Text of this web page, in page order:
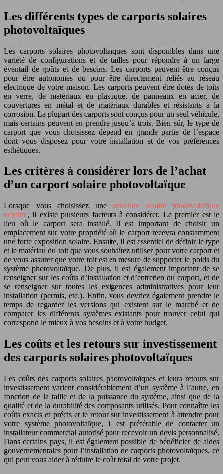
Les différents types de carports solaires
photovoltaïques
Les carports solaires photovoltaïques sont disponibles dans une
variété de configurations et de tailles pour répondre à un large
éventail de goûts et de besoins. Les carports peuvent être conçus
pour être autonomes ou pour être directement reliés au réseau
électrique de votre maison. Les carports peuvent être dotés de toits
en verre, de matériaux en plastique, de panneaux en acier, de
couvertures en métal et de matériaux durables et résistants à la
corrosion. La plupart des carports sont conçus pour un seul véhicule,
mais certains peuvent en prendre jusqu’à trois. Bien sûr, le type de
carport que vous choisissez dépend en grande partie de l’espace
dont vous disposez pour votre installation et de vos préférences
esthétiques.
Les critères à considérer lors de l’achat
d’un carport solaire photovoltaïque
Lorsque vous choisissez une structure solaire photovoltaïque
urbaine, il existe plusieurs facteurs à considérer. Le premier est le
lieu où le carport sera installé. Il est important de choisir un
emplacement sur votre propriété où le carport recevra constamment
une forte exposition solaire. Ensuite, il est essentiel de définir le type
et le matériau du toit que vous souhaitez utiliser pour votre carport et
de vous assurer que votre toit est en mesure de supporter le poids du
système photovoltaïque. De plus, il est également important de se
renseigner sur les coûts d’installation et d’entretien du carport, et de
se renseigner sur toutes les exigences administratives pour leur
installation (permis, etc.). Enfin, vous devriez également prendre le
temps de regarder les versions qui existent sur le marché et de
comparer les différents systèmes existants pour trouver celui qui
correspond le mieux à vos besoins et à votre budget.
Les coûts et les retours sur investissement
des carports solaires photovoltaïques
Les coûts des carports solaires photovoltaïques et leurs retours sur
investissement varient considérablement d’un système à l’autre, en
fonction de la taille et de la puissance du système, ainsi que de la
qualité et de la durabilité des composants utilisés. Pour connaître les
coûts exacts et précis et le retour sur investissement à attendre pour
votre système photovoltaïque, il est préférable de contacter un
installateur commercial autorisé pour recevoir un devis personnalisé.
Dans certains pays, il est également possible de bénéficier de aides
gouvernementales pour l’installation de carports photovoltaïques, ce
qui peut vous aider à réduire le coût total de votre projet.